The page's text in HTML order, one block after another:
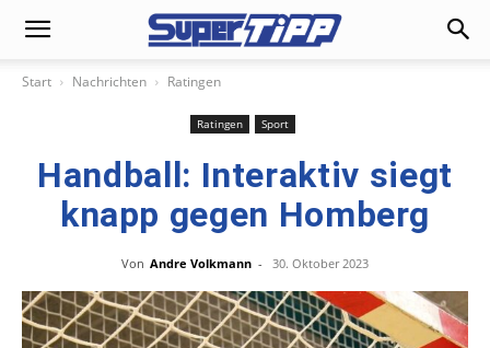
Start Nachrichten Ratingen
Ratingen Sport
Handball: Interaktiv siegt
knapp gegen Homberg
Von Andre Volkmann - 30. Oktober 2023